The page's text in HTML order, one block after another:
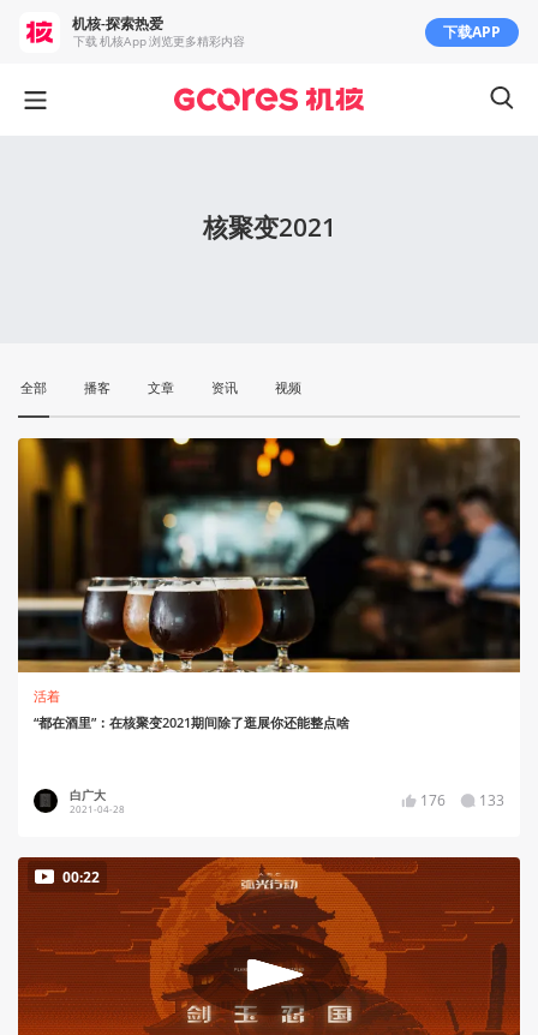
核聚变2021
全部 播客 文章 资讯 视频
活着
“都在酒里”：在核聚变2021期间除了逛展你还能整点啥
白广大
2021-04-28 176 133
00:22
机核-探索热爱
下载 机核App 浏览更多精彩内容 下载APP